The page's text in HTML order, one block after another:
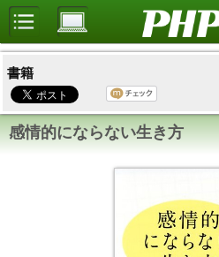
書籍
感情的にならない生き方